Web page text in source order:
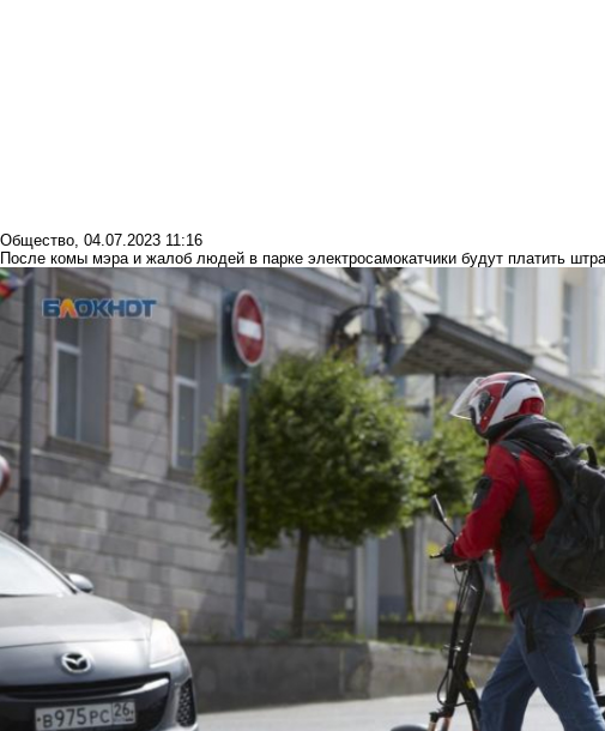
Общество, 04.07.2023 11:16
После комы мэра и жалоб людей в парке электросамокатчики будут платить